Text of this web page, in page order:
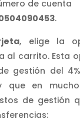
de cuenta
.
, elige la
al carrito. Esta
gestión del
que en
de gestión